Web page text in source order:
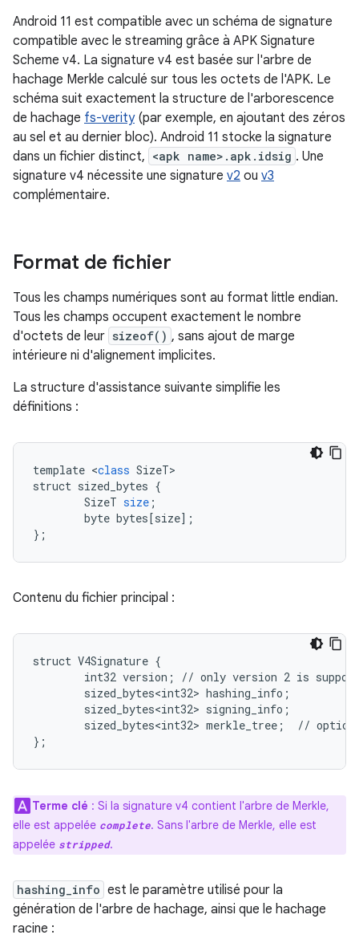
Android 11 est compatible avec un schéma de signature
compatible avec le streaming grâce à APK Signature
Scheme v4. La signature v4 est basée sur l'arbre de
hachage Merkle calculé sur tous les octets de l'APK. Le
schéma suit exactement la structure de l'arborescence
de hachage fs-verity(par exemple, en ajoutant des zéros
au sel et au dernier bloc). Android 11 stocke la signature
dans un fichier distinct, <apk name>.apk.idsig . Une
signature v4 nécessite une signature v2 ou v3
complémentaire.
Format de fichier
Tous les champs numériques sont au format little endian.
Tous les champs occupent exactement le nombre
d'octets de leur sizeof() , sans ajout de marge
intérieure ni d'alignement implicites.
La structure d'assistance suivante simplifie les
définitions :
template <class SizeT
struct sized_bytes {
SizeT size ;
byte bytes[size] ;
} ;
Contenu du fichier principal :
struct V4Signature {
int32 version; // only version 2 is
sized_bytes<int32> hashing_info;
        sized_bytes<int32> signing_info;
sized_bytes<int32> merkle_tree;  //
};
Terme clé : Si la signature v4 contient l'arbre de Merkle,
elle est appelée complete. Sans l'arbre de Merkle, elle est
appelée stripped.
hashing_info est le paramètre utilisé pour la
génération de l'arbre de hachage, ainsi que le hachage
racine :